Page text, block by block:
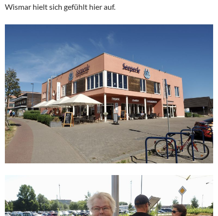
Wismar hielt sich gefühlt hier auf.